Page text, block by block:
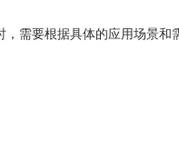
需要根据具体的应用场景和